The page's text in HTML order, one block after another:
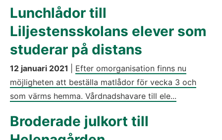
Lunchlådor till
Liljestensskolans elever som
studerar på distans
12 januari 2021
Efter omorganisation finns nu
möjligheten att beställa matlådor för vecka 3 och
som värms hemma. Vårdnadshavare till ele...
Broderade julkort till